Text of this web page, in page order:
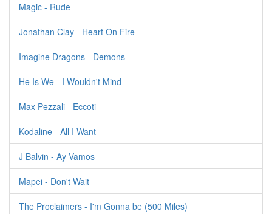
Magic - Rude
Jonathan Clay - Heart On Fire
Imagine Dragons - Demons
He Is We - I Wouldn't Mind
Max Pezzali - Eccoti
Kodaline - All I Want
J Balvin - Ay Vamos
Mapei - Don't Wait
The Proclaimers - I'm Gonna be (500 Miles)